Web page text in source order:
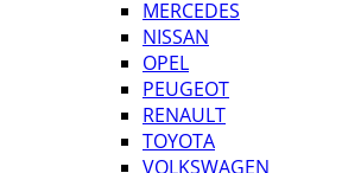
MERCEDES
NISSAN
OPEL
PEUGEOT
RENAULT
TOYOTA
VOLKSWAGEN